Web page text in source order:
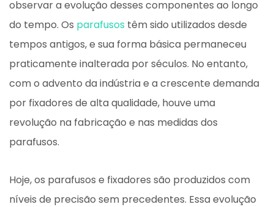
observar a evolução desses componentes ao longo
do tempo. Os parafusos têm sido utilizados desde
tempos antigos, e sua forma básica permaneceu
praticamente inalterada por séculos. No entanto,
com o advento da indústria e a crescente demanda
por fixadores de alta qualidade, houve uma
revolução na fabricação e nas medidas dos
parafusos.
Hoje, os parafusos e fixadores são produzidos com
níveis de precisão sem precedentes. Essa evolução